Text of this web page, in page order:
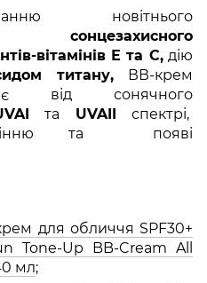
новітнього
сонцезахисного
вітамінів Е та С,дію
титану, ВВ-крем
від сонячного
та UVAII спектрі,
та появі
для обличчя SPF30+
Tone-Up BB-Cream All
мл;